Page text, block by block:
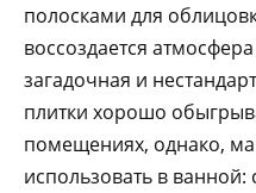
полосками для
воссоздается
загадочная и
плитки хорошо
помещениях, однако,
использовать в ванной: